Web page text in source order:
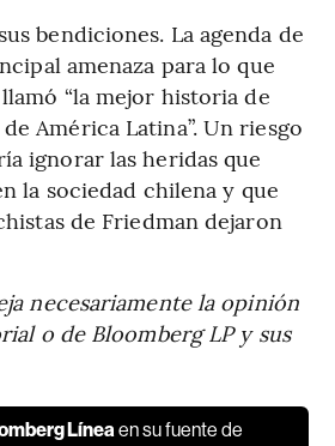
bendiciones. La agenda de
amenaza para lo que
“la mejor historia de
América Latina”. Un riesgo
ignorar las heridas que
la sociedad chilena y que
de Friedman dejaron
necesariamente la opinión
o de Bloomberg LP y sus
Líneaen su fuente de